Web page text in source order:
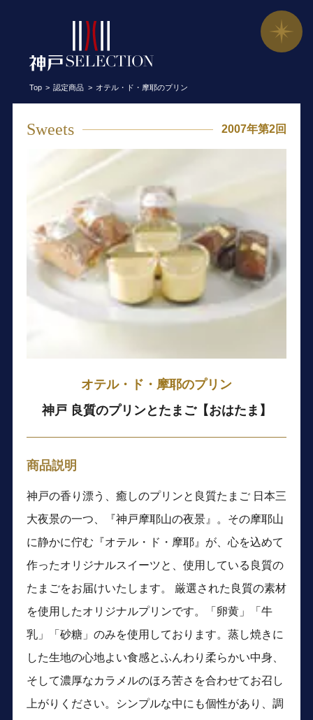
オテル・ド・摩耶のプリン／神戸 良質
Top 認定商品 オテル・ド・摩耶のプリン
Sweets 2007年第2回
オテル・ド・摩耶のプリン
神戸 良質のプリンとたまご【おはたま】
商品説明
神戸の香り漂う、癒しのプリンと良質たまご 日本三
大夜景の一つ、『神戸摩耶山の夜景』。その摩耶山
に静かに佇む『オテル・ド・摩耶』が、心を込めて
作ったオリジナルスイーツと、使用している良質の
たまごをお届けいたします。 厳選された良質の素材
を使用したオリジナルプリンです。「卵黄」「牛
乳」「砂糖」のみを使用しております。蒸し焼きに
した生地の心地よい食感とふんわり柔らかい中身、
そして濃厚なカラメルのほろ苦さを合わせてお召し
上がりください。シンプルな中にも個性があり、調